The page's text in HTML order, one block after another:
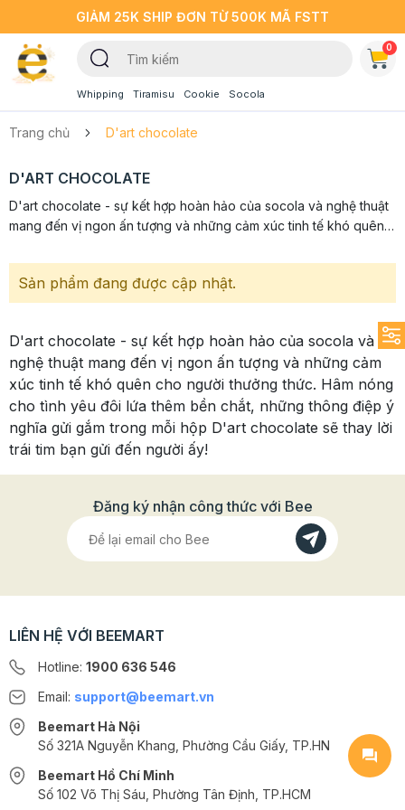
GIẢM 25K SHIP ĐƠN TỪ 500K MÃ FSTT
Whipping Tiramisu Cookie Socola
0
Trang chủ D'art chocolate
D'ART CHOCOLATE
D'art chocolate - sự kết hợp hoàn hảo của socola và nghệ thuật
mang đến vị ngon ấn tượng và những cảm xúc tinh tế khó quên
bền...
Sản phẩm đang được cập nhật.
D'art chocolate - sự kết hợp hoàn hảo của socola và
nghệ thuật mang đến vị ngon ấn tượng và những cảm
xúc tinh tế khó quên cho người thưởng thức. Hâm nóng
cho tình yêu đôi lứa thêm bền chắt, những thông điệp ý
nghĩa gửi gắm trong mỗi hộp D'art chocolate sẽ thay lời
trái tim bạn gửi đến người ấy!
Đăng ký nhận công thức với Bee
LIÊN HỆ VỚI BEEMART
Hotline: 1900 636 546
Email: support@beemart.vn
Beemart Hà Nội
Số 321A Nguyễn Khang, Phường Cầu Giấy, TP.HN
Beemart Hồ Chí Minh
Số 102 Võ Thị Sáu, Phường Tân Định, TP.HCM